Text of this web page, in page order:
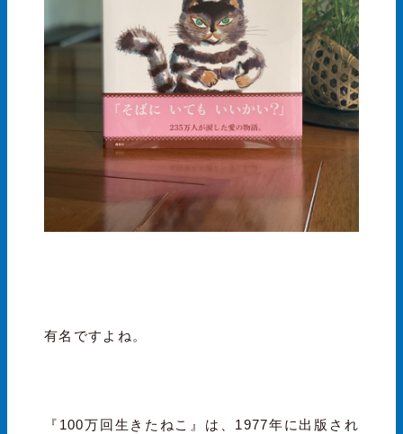
有名ですよね。
『100万回生きたねこ』は、1977年に出版され